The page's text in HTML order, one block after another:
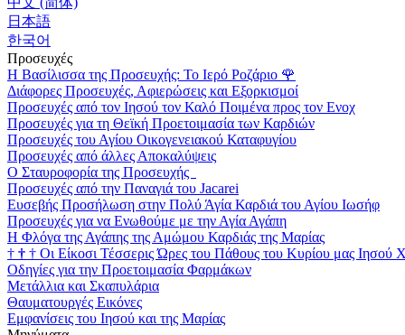
日本語
한국어
Προσευχές
Η Βασίλισσα της Προσευχής: Το Ιερό Ροζάριο 🌹
Διάφορες Προσευχές, Αφιερώσεις και Εξορκισμοί
Προσευχές από τον Ιησού τον Καλό Ποιμένα προς τον Ενοχ
Προσευχές για τη Θεϊκή Προετοιμασία των Καρδιών
Προσευχές του Αγίου Οικογενειακού Καταφυγίου
Προσευχές από άλλες Αποκαλύψεις
Ο Σταυροφορία της Προσευχής
Προσευχές από την Παναγιά του Jacarei
Ευσεβής Προσήλωση στην Πολύ Άγία Καρδιά του Αγίου Ιωσήφ
Προσευχές για να Ενωθούμε με την Αγία Αγάπη
Η Φλόγα της Αγάπης της Αμώμου Καρδιάς της Μαρίας
† † † Οι Είκοσι Τέσσερις Ώρες του Πάθους του Κυρίου μας Ιησού
Οδηγίες για την Προετοιμασία Φαρμάκων
Μετάλλια και Σκαπυλάρια
Θαυματουργές Εικόνες
Εμφανίσεις του Ιησού και της Μαρίας